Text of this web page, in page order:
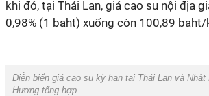
khi đó, tại Thái Lan, giá cao su nội địa
0,98% (1 baht) xuống còn 100,89 baht/
Diễn biến giá cao su kỳ hạn tại Thái Lan và Nhật
Hương tổng hợp